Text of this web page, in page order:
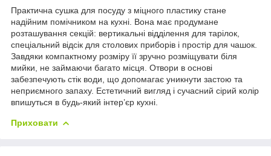
Практична сушка для посуду з міцного пластику стане
надійним помічником на кухні. Вона має продумане
розташування секцій: вертикальні відділення для тарілок,
спеціальний відсік для столових приборів і простір для чашок.
Завдяки компактному розміру її зручно розміщувати біля
мийки, не займаючи багато місця. Отвори в основі
забезпечують стік води, що допомагає уникнути застою та
неприємного запаху. Естетичний вигляд і сучасний сірий колір
впишуться в будь-який інтер’єр кухні.
Приховати